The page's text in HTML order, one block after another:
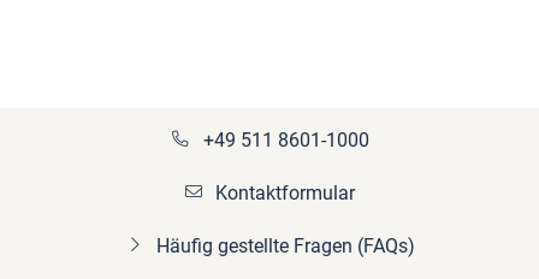
+49 511 8601-1000
Kontaktformular
Häufig gestellte Fragen (FAQs)